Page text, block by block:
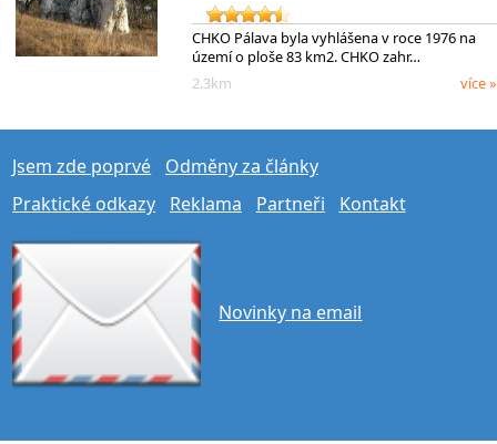
CHKO Pálava byla vyhlášena v roce 1976 na
území o ploše 83 km2. CHKO zahr…
2.3km
více »
Jsem zde poprvé
Odměny za články
Praktické odkazy
Reklama Partneři Kontakt
Novinky na email